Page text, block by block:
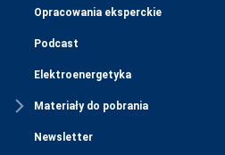
Opracowania eksperckie
Podcast
Elektroenergetyka
Materiały do pobrania
Newsletter